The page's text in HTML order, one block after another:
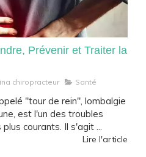
Prévenir et Traiter la
chiropracteur Santé
"tour de rein", lombalgie
est l'un des troubles
courants. Il s'agit ...
Lire l'article